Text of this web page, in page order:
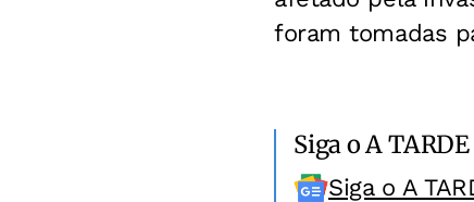
foram tomadas
Siga o A
Siga o A